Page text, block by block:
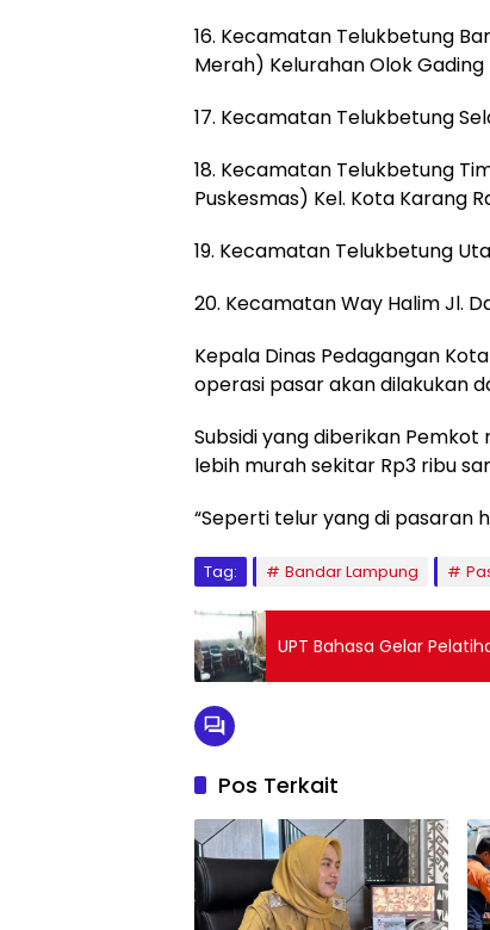
16. Kecamatan Telukbetung
Merah) Kelurahan Olok Gading
17. Kecamatan Telukbetung
18. Kecamatan Telukbetung
Puskesmas) Kel. Kota Karang
19. Kecamatan Telukbetung
20. Kecamatan Way Halim Jl.
Kepala Dinas Pedagangan
operasi pasar akan dilakukan
Subsidi yang diberikan
lebih murah sekitar Rp3 ribu
“Seperti telur yang di pasaran
Tag: Bandar Lampung
UPT Bahasa Gelar
Pos Terkait